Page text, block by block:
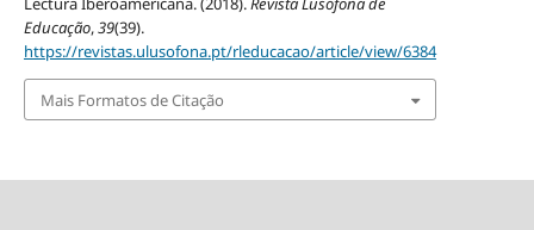
Educação,39(39).
https://revistas.ulusofona.pt/rleducacao/article/view/6384
Mais Formatos de Citação